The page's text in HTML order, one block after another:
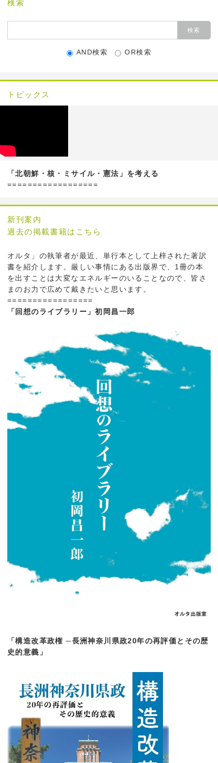
検索
AND検索 OR検索
トピックス
「北朝鮮・核・ミサイル・憲法」を考える
==================
新刊案内
過去の掲載書籍はこちら
オルタ」の執筆者が最近、単行本として上梓された著訳
書を紹介します。厳しい事情にある出版界で、1冊の本
を出すことは大変なエネルギーのいることなので、皆さ
まのお力で広めて戴きたいと思います。
=================
「回想のライブラリー」初岡昌一郎
「構造改革政権 ─長洲神奈川県政20年の再評価とその歴
史的意義」